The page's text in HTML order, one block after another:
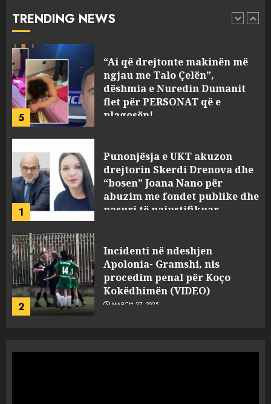
TRENDING NEWS
4 MARCH 25, 2025
5
“Ai që drejtonte makinën më
ngjau me Talo Çelën”,
dëshmia e Nuredin Dumanit
flet për PERSONAT që e
plagosën!
1
Punonjësja e UKT akuzon
drejtorin Skerdi Drenova dhe
“bosen” Joana Nano për
abuzim me fondet publike dhe
pasuri të pajustifikuar
2
Incidenti në ndeshjen
Apolonia- Gramshi, nis
procedim penal për Koço
Kokëdhimën (VIDEO)
MARCH 27, 2025